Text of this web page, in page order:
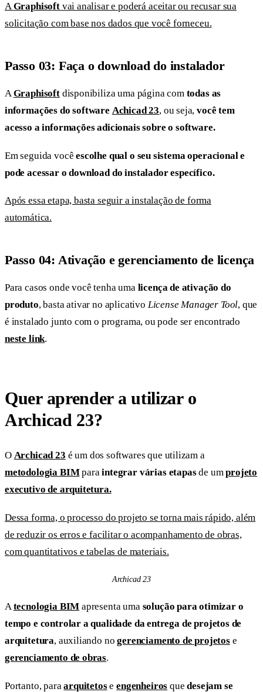
AGraphisoftvai analisar e poderá aceitar ou recusar sua
solicitação com base nos dados que você forneceu.
Passo 03: Faça o download do instalador
AGraphisoftdisponibiliza uma página comtodas as
informações do software Achicad 23, ou seja,você tem
acesso a informações adicionais sobre o software.
Em seguida vocêescolhe qual o seu sistema operacional e
pode acessar o download do instalador específico.
Após essa etapa, basta seguir a instalação de forma
automática.
Passo 04: Ativação e gerenciamento de licença
Para casos onde você tenha umalicença de ativação do
produto, basta ativar no aplicativo License Manager Tool, que
é instalado junto com o programa, ou pode ser encontrado
neste link.
Quer aprender a utilizar o
Archicad 23?
O Archicad 23 é um dos softwares que utilizam a
metodologia BIMparaintegrar várias etapasde umprojeto
executivo de arquitetura.
Dessa forma, o processo do projeto se torna mais rápido, além
de reduzir os erros e facilitar o acompanhamento de obras,
com quantitativos e tabelas de materiais.
Archicad 23
Atecnologia BIM apresenta uma solução para otimizar o
tempo e controlar a qualidade da entrega de projetos de
arquitetura, auxiliando nogerenciamento de projetose
gerenciamento de obras.
Portanto, paraarquitetoseengenheiros quedesejam se